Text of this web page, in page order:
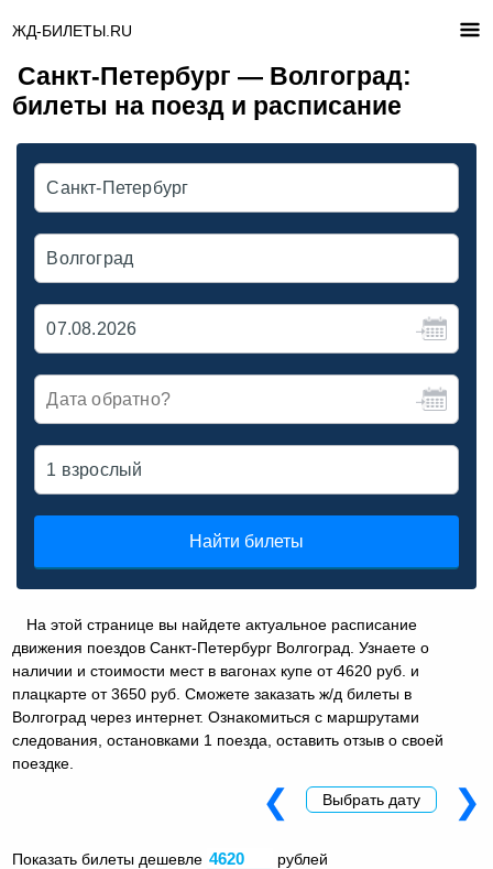
ЖД-БИЛЕТЫ.RU
Санкт-Петербург — Волгоград:
билеты на поезд и расписание
Найти билеты
На этой странице вы найдете актуальное расписание
движения поездов Санкт-Петербург Волгоград. Узнаете о
наличии и стоимости мест в вагонах купе от 4620 руб. и
плацкарте от 3650 руб. Сможете заказать ж/д билеты в
Волгоград через интернет. Ознакомиться с маршрутами
следования, остановками 1 поезда, оставить отзыв о своей
поездке.
Показать билеты дешевле рублей
❮ Выбрать дату ❯